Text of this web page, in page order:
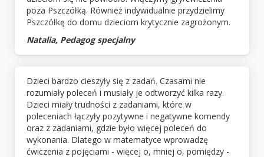
poza Pszczółką. Również indywidualnie przydzielimy
Pszczółkę do domu dzieciom krytycznie zagrożonym.
Natalia, Pedagog specjalny
Dzieci bardzo cieszyły się z zadań. Czasami nie
rozumiały poleceń i musiały je odtworzyć kilka razy.
Dzieci miały trudności z zadaniami, które w
poleceniach łączyły pozytywne i negatywne komendy
oraz z zadaniami, gdzie było więcej poleceń do
wykonania. Dlatego w matematyce wprowadzę
ćwiczenia z pojęciami - więcej o, mniej o, pomiędzy -